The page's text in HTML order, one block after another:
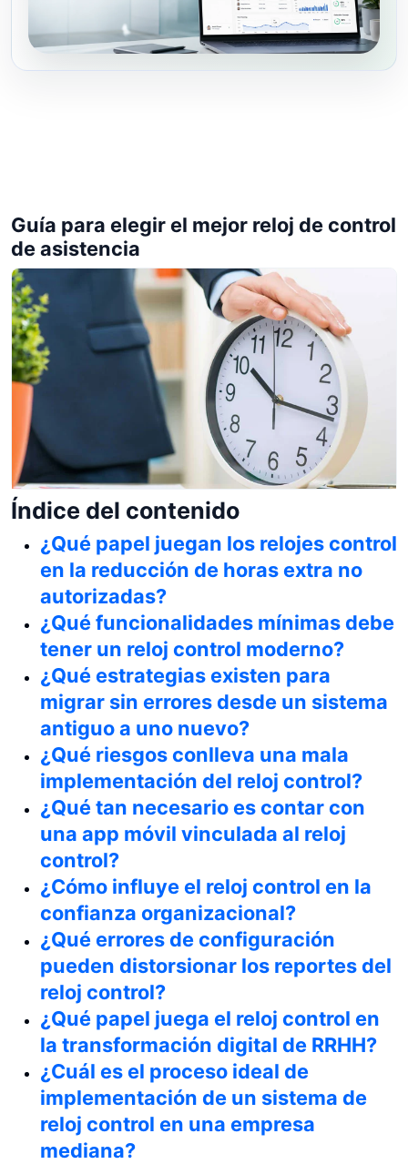
Guía para elegir el mejor reloj de control
de asistencia
Índice del contenido
¿Qué papel juegan los relojes control
en la reducción de horas extra no
autorizadas?
¿Qué funcionalidades mínimas debe
tener un reloj control moderno?
¿Qué estrategias existen para
migrar sin errores desde un sistema
antiguo a uno nuevo?
¿Qué riesgos conlleva una mala
implementación del reloj control?
¿Qué tan necesario es contar con
una app móvil vinculada al reloj
control?
¿Cómo influye el reloj control en la
confianza organizacional?
¿Qué errores de configuración
pueden distorsionar los reportes del
reloj control?
¿Qué papel juega el reloj control en
la transformación digital de RRHH?
¿Cuál es el proceso ideal de
implementación de un sistema de
reloj control en una empresa
mediana?